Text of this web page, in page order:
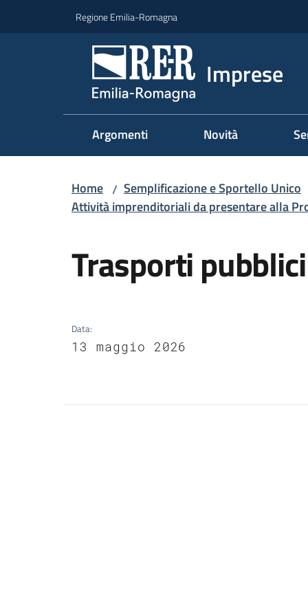
Regione Emilia-Romagna
Imprese
Argomenti Novità
Home / Semplificazione e Sportello Unico
Attività imprenditoriali da presentare alla
Trasporti pubblici
Data:
13 maggio 2026